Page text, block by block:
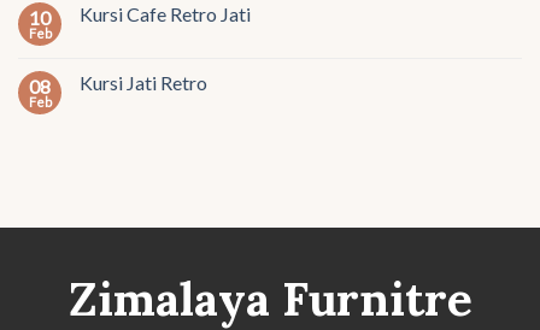
10
Feb
Kursi Cafe Retro Jati
08
Feb
Kursi Jati Retro
Zimalaya Furnitre